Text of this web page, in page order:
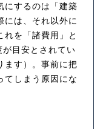
にするのは「建築
には、それ以外に
れを「諸費用」と
目安とされてい
ます）。事前に把
てしまう原因にな